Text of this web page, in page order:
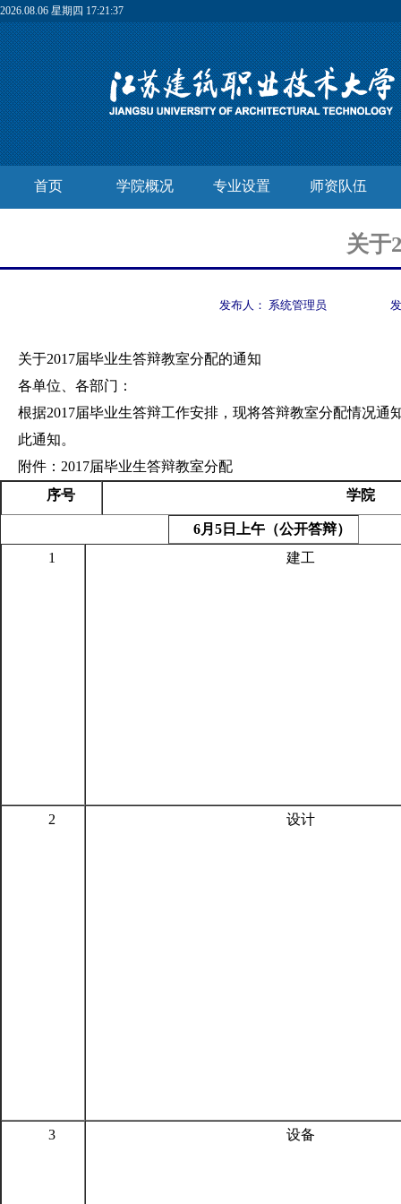
2026.08.06 星期四 17:21:38
首页 学院概况 专业设置 师资队伍
关于
发布人： 系统管理员
关于2017届毕业生答辩教室分配的通知
各单位、各部门：
根据2017届毕业生答辩工作安排，现将答辩教室分配情况通
此通知。
附件：2017届毕业生答辩教室分配
序号
学院
6月5日上午（公开答辩）
1
建工
2 设计
3 设备